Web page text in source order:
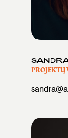
PROJEKTŲ